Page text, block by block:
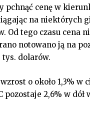
pchnąć cenę w
na niektórych
Od tego czasu cena
notowano ją na
tys. dolarów.
o około 1,3% w
pozostaje 2,6% w dół